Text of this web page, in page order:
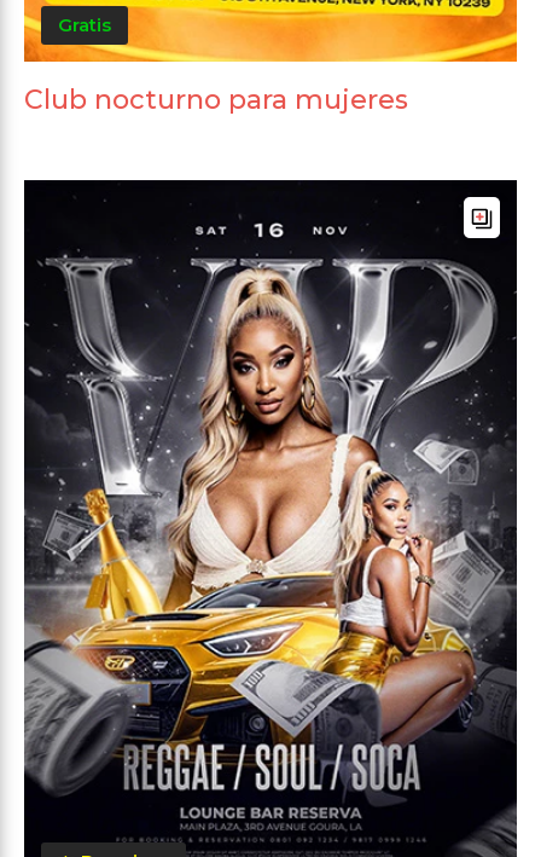
Gratis
Club nocturno para mujeres